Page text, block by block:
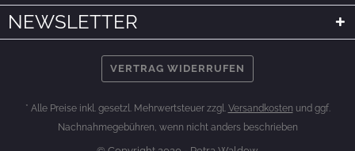
NEWSLETTER
VERTRAG WIDERRUFEN
* Alle Preise inkl. gesetzl. Mehrwertsteuer zzgl. Versandkosten und ggf.
Nachnahmegebühren, wenn nicht anders beschrieben